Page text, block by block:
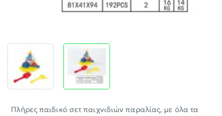
Πλήρες παιδικό σετ παιχνιδιών παραλίας, με όλα τα